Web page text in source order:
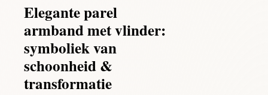
Elegante parel
armband met vlinder:
symboliek van
schoonheid &
transformatie